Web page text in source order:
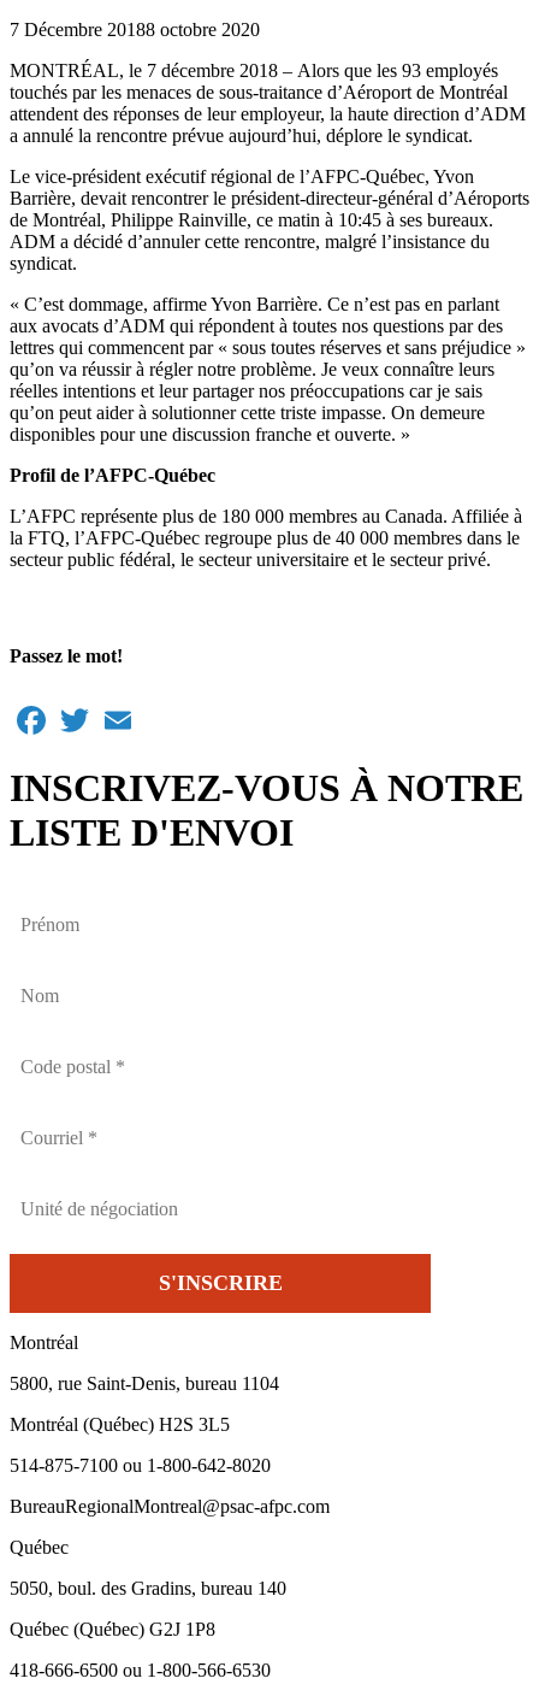
7 Décembre 20188 octobre 2020
MONTRÉAL, le 7 décembre 2018 – Alors que les 93 employés
touchés par les menaces de sous-traitance d’Aéroport de Montréal
attendent des réponses de leur employeur, la haute direction d’ADM
a annulé la rencontre prévue aujourd’hui, déplore le syndicat.
Le vice-président exécutif régional de l’AFPC-Québec, Yvon
Barrière, devait rencontrer le président-directeur-général d’Aéroports
de Montréal, Philippe Rainville, ce matin à 10:45 à ses bureaux.
ADM a décidé d’annuler cette rencontre, malgré l’insistance du
syndicat.
« C’est dommage, affirme Yvon Barrière. Ce n’est pas en parlant
aux avocats d’ADM qui répondent à toutes nos questions par des
lettres qui commencent par « sous toutes réserves et sans préjudice »
qu’on va réussir à régler notre problème. Je veux connaître leurs
réelles intentions et leur partager nos préoccupations car je sais
qu’on peut aider à solutionner cette triste impasse. On demeure
disponibles pour une discussion franche et ouverte. »
Profil de l’AFPC-Québec
L’AFPC représente plus de 180 000 membres au Canada. Affiliée à
la FTQ, l’AFPC‑Québec regroupe plus de 40 000 membres dans le
secteur public fédéral, le secteur universitaire et le secteur privé.
Passez le mot!
Facebook
Twitter
INSCRIVEZ-VOUS À NOTRE
LISTE D'ENVOI
Montréal
5800, rue Saint-Denis, bureau 1104
Montréal (Québec) H2S 3L5
514-875-7100 ou 1-800-642-8020
BureauRegionalMontreal@psac-afpc.com
Québec
5050, boul. des Gradins, bureau 140
Québec (Québec) G2J 1P8
418-666-6500 ou 1-800-566-6530